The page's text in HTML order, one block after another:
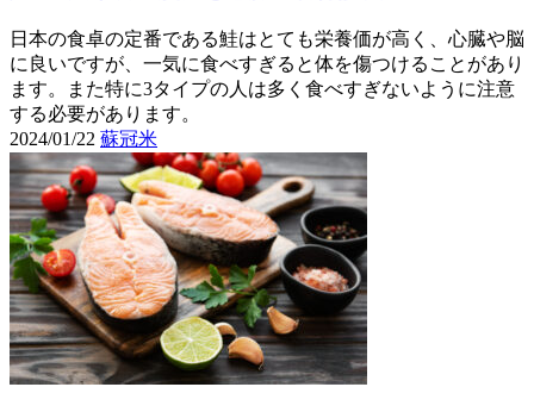
日本の食卓の定番である鮭はとても栄養価が高く、心臓や脳
に良いですが、一気に食べすぎると体を傷つけることがあり
ます。また特に3タイプの人は多く食べすぎないように注意
する必要があります。
2024/01/22 蘇冠米